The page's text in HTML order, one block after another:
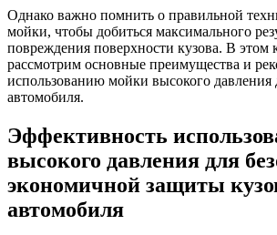
Однако важно помнить о правильной
мойки, чтобы добиться максимального
повреждения поверхности кузова. В этом
рассмотрим основные преимущества и
использованию мойки высокого давления
автомобиля.
Эффективность
высокого давления для
экономичной защиты
автомобиля